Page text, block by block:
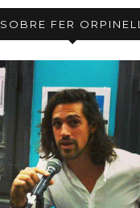
SOBRE FER ORPINELL